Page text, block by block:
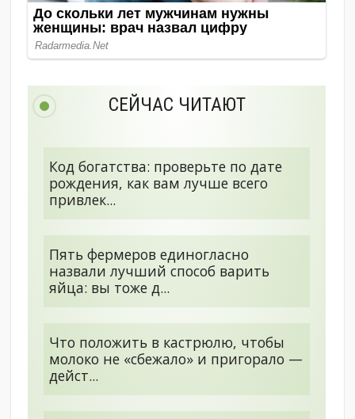
СЕЙЧАС ЧИТАЮТ
Код богатства: проверьте по дате
рождения, как вам лучше всего
привлек...
Пять фермеров единогласно
назвали лучший способ варить
яйца: вы тоже д...
Что положить в кастрюлю, чтобы
молоко не «сбежало» и пригорало —
дейст...